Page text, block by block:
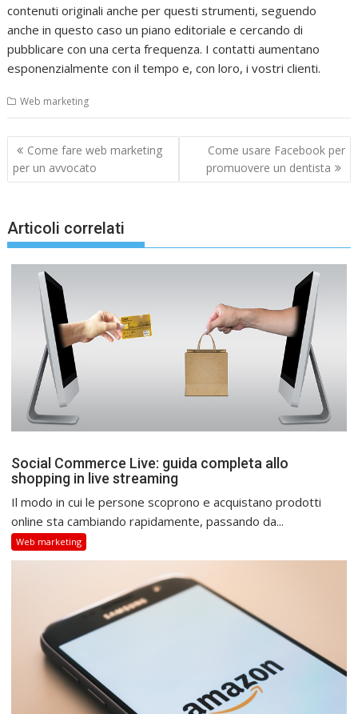
contenuti originali anche per questi strumenti, seguendo
anche in questo caso un piano editoriale e cercando di
pubblicare con una certa frequenza. I contatti aumentano
esponenzialmente con il tempo e, con loro, i vostri clienti.
Web marketing
Navigazione
articoli
Come fare web marketing
per un avvocato
Come usare Facebook per
promuovere un dentista
Articoli correlati
Social Commerce Live: guida completa allo
shopping in live streaming
Il modo in cui le persone scoprono e acquistano prodotti
online sta cambiando rapidamente, passando da...
Web marketing